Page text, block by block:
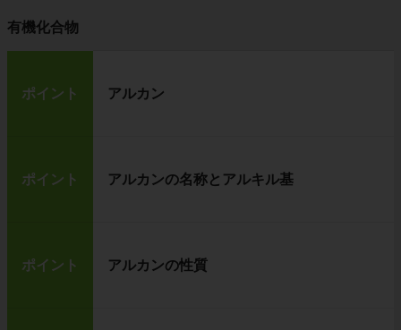
有機化合物
ポイント アルカン
ポイント アルカンの名称とアルキル基
ポイント アルカンの性質